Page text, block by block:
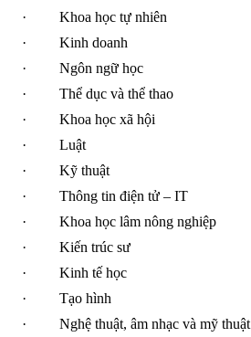
·
Khoa học tự nhiên
·
Kinh doanh
·
Ngôn ngữ học
·
Thể dục và thể thao
·
Khoa học xã hội
·
Luật
·
Kỹ thuật
·
Thông tin điện tử – IT
·
Khoa học lâm nông nghiệp
·
Kiến trúc sư
·
Kinh tế học
·
Tạo hình
·
Nghệ thuật, âm nhạc và mỹ thuật